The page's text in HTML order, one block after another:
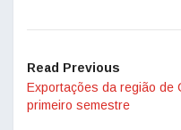
Read Previous
Exportações da região de
primeiro semestre